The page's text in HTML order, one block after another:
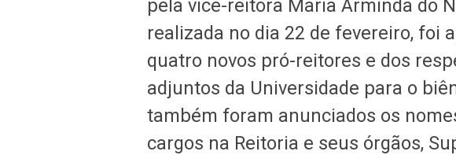
pela vice-reitora Maria Arminda do
realizada no dia 22 de fevereiro, foi
quatro novos pró-reitores e dos
adjuntos da Universidade para o
também foram anunciados os
cargos na Reitoria e seus órgãos,